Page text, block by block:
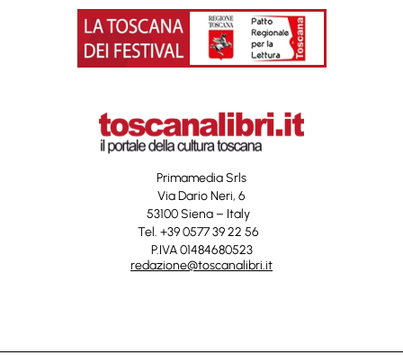
Primamedia Srls
Via Dario Neri, 6
53100 Siena – Italy
Tel. +39 0577 39 22 56
P.IVA 01484680523
redazione@toscanalibri.it